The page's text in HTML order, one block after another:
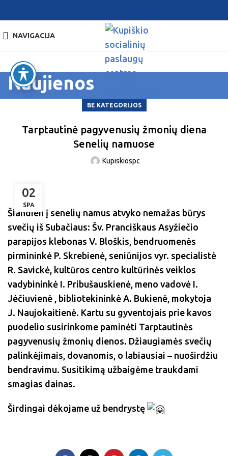
NAVIGACIJA
Naujienos
BE KATEGORIJOS
Tarptautinė pagyvenusių žmonių diena
Senelių namuose
Kupiskiospc
02
SPA
Šiandien į senelių namus atvyko nemažas būrys
svečių iš Subačiaus: Šv. Pranciškaus Asyžiečio
parapijos klebonas V. Bloškis, bendruomenės
pirmininkė P. Skrebienė, seniūnijos vyr. specialistė
R. Savickė, kultūros centro kultūrinės veiklos
vadybininkė I. Pribušauskienė, meno vadovė I.
Jėčiuvienė , bibliotekininkė A. Bukienė, mokytoja
J. Naujokaitienė. Kartu su gyventojais prie kavos
puodelio susirinkome paminėti Tarptautinės
pagyvenusių žmonių dienos. Džiaugiamės svečių
palinkėjimais, dovanomis, o labiausiai – nuoširdžiu
bendravimu. Susitikimą užbaigėme traukdami
smagias dainas.
Širdingai dėkojame už bendrystę